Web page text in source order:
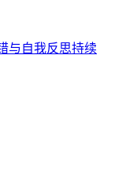
与自我反思持续